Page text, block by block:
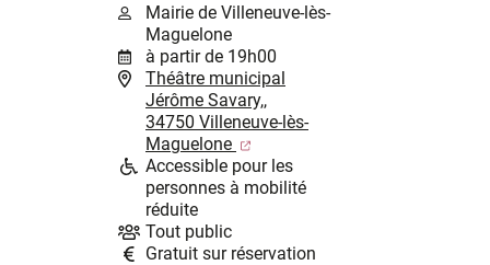
Mairie de Villeneuve-lès-
Maguelone
à partir de 19h00
Théâtre municipal
Jérôme Savary,,
34750 Villeneuve-lès-
Maguelone
(ouverture dans un nouvel
Accessible pour les
personnes à mobilité
réduite
Tout public
Gratuit sur réservation